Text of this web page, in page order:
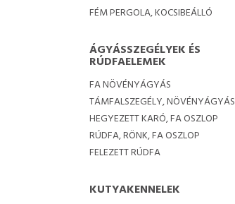
FÉM PERGOLA, KOCSIBEÁLLÓ
ÁGYÁSSZEGÉLYEK ÉS
RÚDFAELEMEK
FA NÖVÉNYÁGYÁS
TÁMFALSZEGÉLY, NÖVÉNYÁGYÁS
HEGYEZETT KARÓ, FA OSZLOP
RÚDFA, RÖNK, FA OSZLOP
FELEZETT RÚDFA
KUTYAKENNELEK